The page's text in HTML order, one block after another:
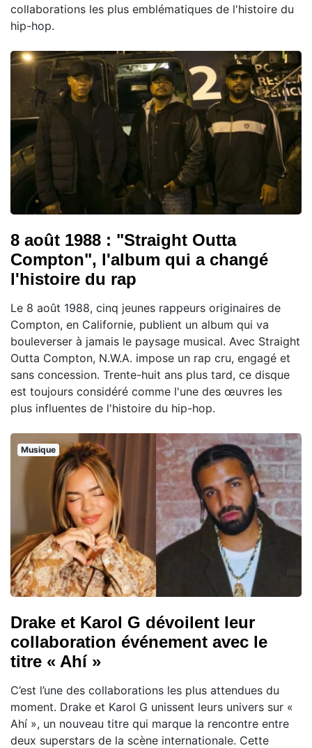
collaborations les plus emblématiques de l'histoire du
hip-hop.
8 août 1988 : "Straight Outta
Compton", l'album qui a changé
l'histoire du rap
Le 8 août 1988, cinq jeunes rappeurs originaires de
Compton, en Californie, publient un album qui va
bouleverser à jamais le paysage musical. Avec Straight
Outta Compton, N.W.A. impose un rap cru, engagé et
sans concession. Trente-huit ans plus tard, ce disque
est toujours considéré comme l'une des œuvres les
plus influentes de l'histoire du hip-hop.
Musique
Drake et Karol G dévoilent leur
collaboration événement avec le
titre « Ahí »
C’est l’une des collaborations les plus attendues du
moment. Drake et Karol G unissent leurs univers sur «
Ahí », un nouveau titre qui marque la rencontre entre
deux superstars de la scène internationale. Cette